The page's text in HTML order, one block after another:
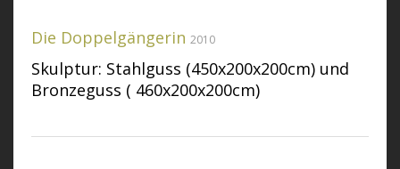
Die Doppelgängerin 2010
Skulptur: Stahlguss (450x200x200cm) und
Bronzeguss ( 460x200x200cm)